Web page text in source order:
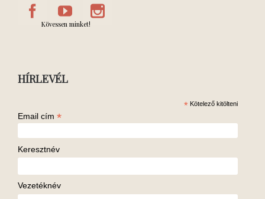
Kövessen minket!
HÍRLEVÉL
* Kötelező kitölteni
Email cím *
Keresztnév
Vezetéknév